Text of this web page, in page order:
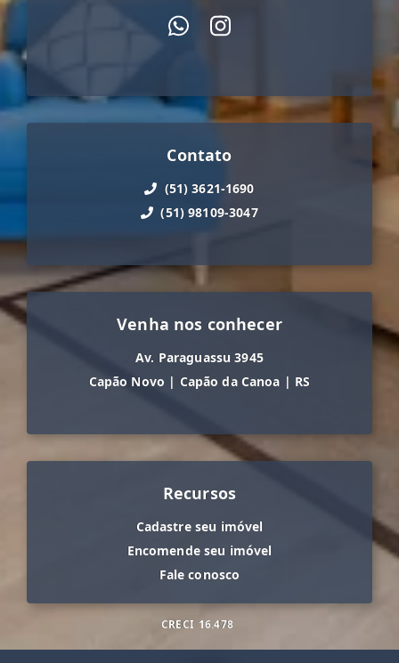
Contato
(51) 3621-1690
(51) 98109-3047
Venha nos conhecer
Av. Paraguassu 3945
Capão Novo | Capão da Canoa | RS
Recursos
Cadastre seu imóvel
Encomende seu imóvel
Fale conosco
CRECI 16.478